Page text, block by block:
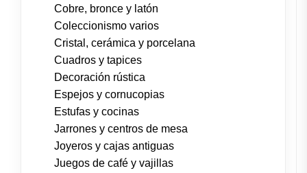
Cobre, bronce y latón
Coleccionismo varios
Cristal, cerámica y porcelana
Cuadros y tapices
Decoración rústica
Espejos y cornucopias
Estufas y cocinas
Jarrones y centros de mesa
Joyeros y cajas antiguas
Juegos de café y vajillas